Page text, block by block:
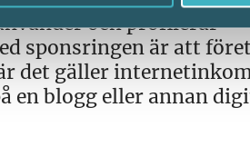
och profilerar
sponsringen är att
det gäller
en blogg eller annan